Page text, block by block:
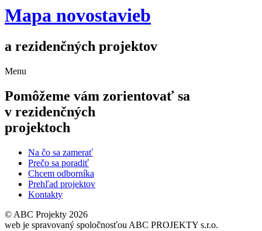
Mapa novostavieb
a rezidenčných projektov
Menu
Pomôžeme vám zorientovať sa
v rezidenčných
projektoch
Na čo sa zamerať
Prečo sa poradiť
Chcem odborníka
Prehľad projektov
Kontakty
© ABC Projekty 2026
web je spravovaný spoločnosťou ABC PROJEKTY s.r.o.